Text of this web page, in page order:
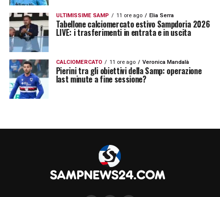
ULTIMISSIME SAMP 11 ore ago Elia Serra
Tabellone calciomercato estivo Sampdoria 2026
LIVE: i trasferimenti in entrata e in uscita
CALCIOMERCATO 11 ore ago Veronica Mandalà
Pierini tra gli obiettivi della Samp: operazione
last minute a fine sessione?